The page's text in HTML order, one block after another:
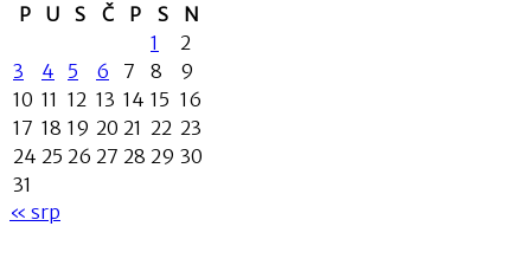
P
U S Č P S
N
1
2
3
4 5 6 7 8
9
10 11 12 13 14 15 16
17 18 19 20 21 22 23
24 25 26 27 28 29 30
31
« srp